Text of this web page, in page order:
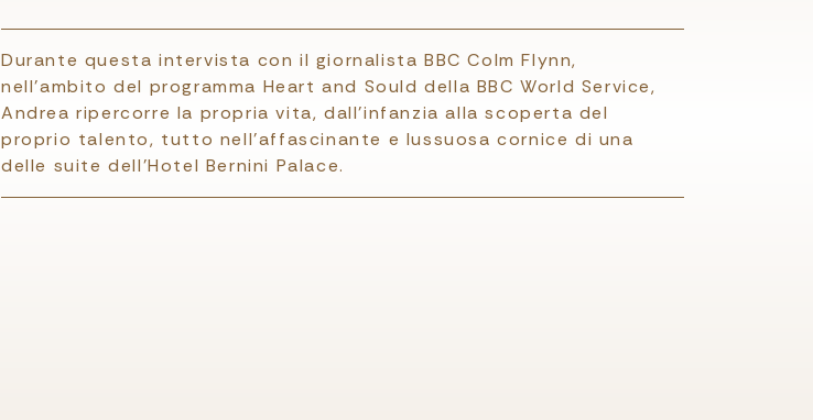
Durante questa intervista con il giornalista BBC Colm Flynn,
nell'ambito del programma Heart and Sould della BBC World Service,
Andrea ripercorre la propria vita, dall'infanzia alla scoperta del
proprio talento, tutto nell'affascinante e lussuosa cornice di una
delle suite dell'Hotel Bernini Palace.